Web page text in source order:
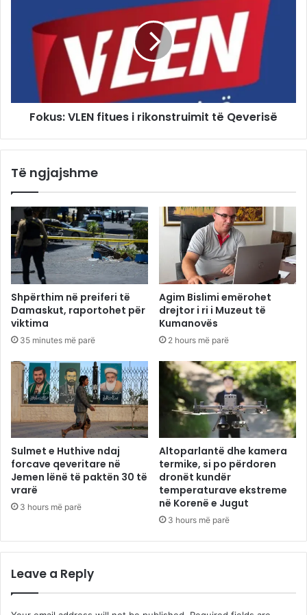
Fokus: VLEN fitues i rikonstruimit të Qeverisë
Të ngjajshme
Shpërthim në preiferi të
Damaskut, raportohet për
viktima
35 minutes më parë
Agim Bislimi emërohet
drejtor i ri i Muzeut të
Kumanovës
2 hours më parë
Sulmet e Huthive ndaj
forcave qeveritare në
Jemen lënë të paktën 30 të
vrarë
3 hours më parë
Altoparlantë dhe kamera
termike, si po përdoren
dronët kundër
temperaturave ekstreme
në Korenë e Jugut
3 hours më parë
Leave a Reply